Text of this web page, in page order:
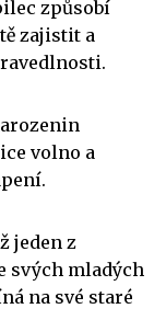
způsobí
zajistit a
volno a
jeden z
svých mladých
na své staré